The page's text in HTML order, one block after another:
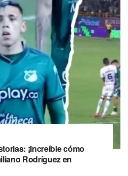
¡Increíble cómo
Rodríguez en